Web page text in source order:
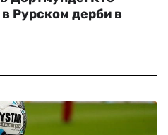
Рурском дерби в